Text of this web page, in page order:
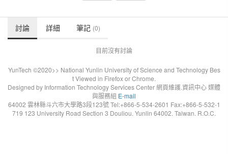
討論 詳細 筆記 (0)
目前沒有討論
YunTech ©2020>> National Yunlin University of Science and Technology Bes
t Viewed in Firefox or Chrome.
Designed by Information Technology Services Center 網頁維護.資訊中心 媒體
與服務組 E-mail
64002 雲林縣斗六市大學路3段123號 Tel:+866-5-534-2601 Fax:+866-5-532-1
719 123 University Road Section 3 Douliou. Yunlin 64002. Taiwan. R.O.C.